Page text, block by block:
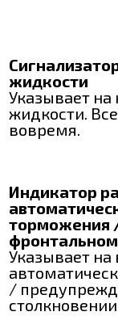
жидкости
Указывает
жидкости.
вовремя.
Индикатор
торможения
Указывает
/